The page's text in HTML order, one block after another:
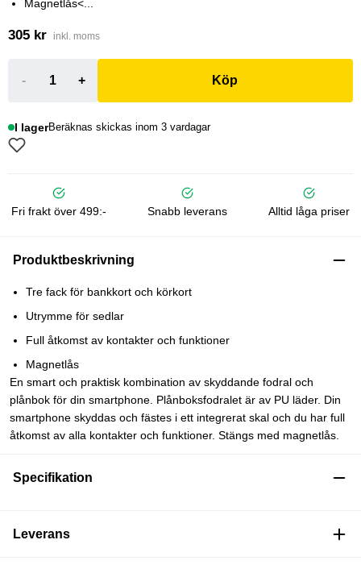
Magnetlås<...
305 kr inkl. moms
- + Köp
I lagerBeräknas skickas inom 3 vardagar
Fri frakt över 499:- Snabb leverans Alltid låga priser
Produktbeskrivning
Tre fack för bankkort och körkort
Utrymme för sedlar
Full åtkomst av kontakter och funktioner
Magnetlås
En smart och praktisk kombination av skyddande fodral och
plånbok för din smartphone. Plånboksfodralet är av PU läder. Din
smartphone skyddas och fästes i ett integrerat skal och du har full
åtkomst av alla kontakter och funktioner. Stängs med magnetlås.
Specifikation
Leverans